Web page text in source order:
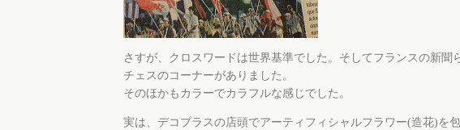
さすが、クロスワードは世界基準でした。そしてフランスの新聞
チェスのコーナーがありました。
そのほかもカラーでカラフルな感じでした。
実は、デコプラスの店頭でアーティフィシャルフラワー(造花)を